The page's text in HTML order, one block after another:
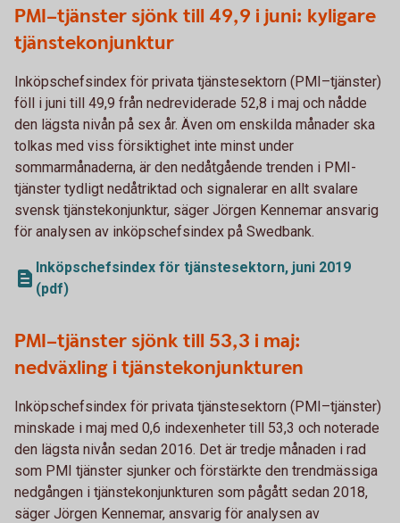
PMI–tjänster sjönk till 49,9 i juni: kyligare
tjänstekonjunktur
Inköpschefsindex för privata tjänstesektorn (PMI–tjänster)
föll i juni till 49,9 från nedreviderade 52,8 i maj och nådde
den lägsta nivån på sex år. Även om enskilda månader ska
tolkas med viss försiktighet inte minst under
sommarmånaderna, är den nedåtgående trenden i PMI-
tjänster tydligt nedåtriktad och signalerar en allt svalare
svensk tjänstekonjunktur, säger Jörgen Kennemar ansvarig
för analysen av inköpschefsindex på Swedbank.
Inköpschefsindex för tjänstesektorn, juni 2019
(pdf)
PMI–tjänster sjönk till 53,3 i maj:
nedväxling i tjänstekonjunkturen
Inköpschefsindex för privata tjänstesektorn (PMI–tjänster)
minskade i maj med 0,6 indexenheter till 53,3 och noterade
den lägsta nivån sedan 2016. Det är tredje månaden i rad
som PMI tjänster sjunker och förstärkte den trendmässiga
nedgången i tjänstekonjunkturen som pågått sedan 2018,
säger Jörgen Kennemar, ansvarig för analysen av